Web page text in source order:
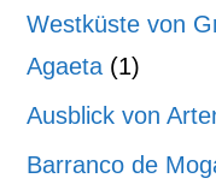
Westküste von
Agaeta (1)
Ausblick von
Barranco de